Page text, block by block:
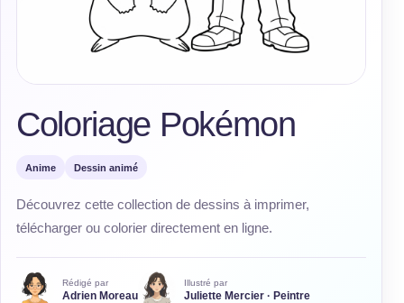
Coloriage Pokémon
Anime Dessin animé
Découvrez cette collection de dessins à imprimer,
télécharger ou colorier directement en ligne.
Rédigé par
Adrien Moreau
Illustré par
Juliette Mercier · Peintre